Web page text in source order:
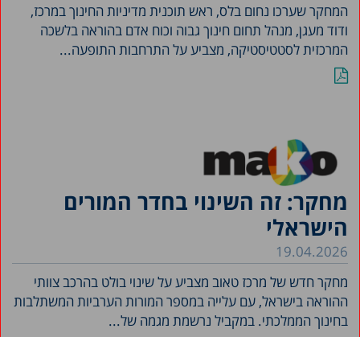
המחקר שערכו נחום בלס, ראש תוכנית מדיניות החינוך במרכז,
ודוד מעגן, מנהל תחום חינוך גבוה וכוח אדם בהוראה בלשכה
המרכזית לסטטיסטיקה, מצביע על התרחבות התופעה...
מחקר: זה השינוי בחדר המורים
הישראלי
19.04.2026
מחקר חדש של מרכז טאוב מצביע על שינוי בולט בהרכב צוותי
ההוראה בישראל, עם עלייה במספר המורות הערביות המשתלבות
בחינוך הממלכתי. במקביל נרשמת מגמה של...